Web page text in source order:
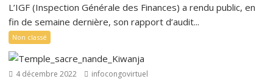
L’IGF (Inspection Générale des Finances) a rendu public, en
fin de semaine dernière, son rapport d’audit...
Non classé
4 décembre 2022 infocongovirtuel